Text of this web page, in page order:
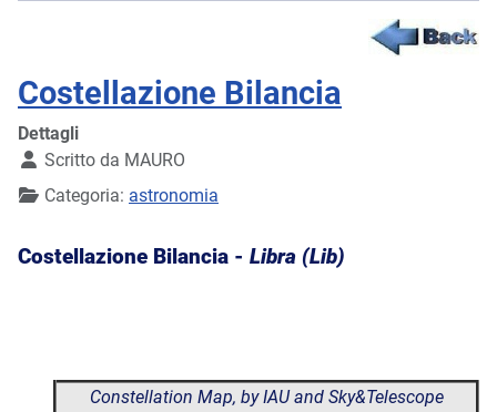
Costellazione Bilancia
Dettagli
Scritto da MAURO
Categoria: astronomia
Costellazione Bilancia - Libra (Lib)
Constellation Map, by IAU and Sky&Telescope